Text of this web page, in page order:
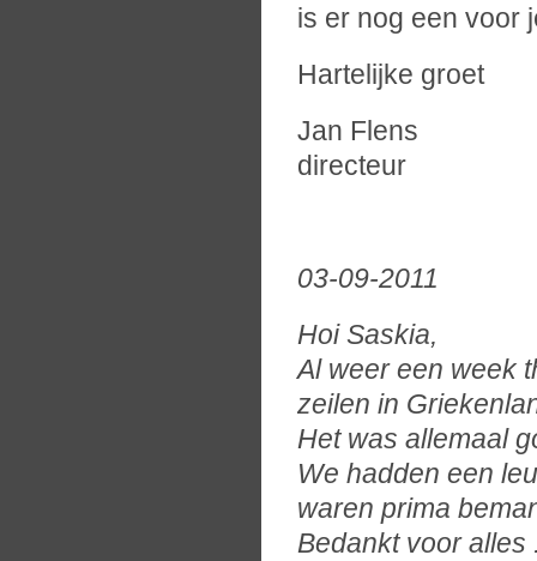
is er nog een voor
Hartelijke groet
Jan Flens
directeur
03-09-2011
Hoi Saskia,
Al weer een week
zeilen in
Het was allemaal
We hadden een
waren prima
Bedankt voor alles